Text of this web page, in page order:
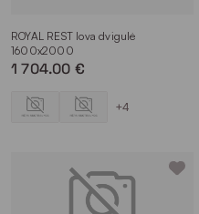
ROYAL REST lova dvigulė
1600x2000
1 704.00 €
+4